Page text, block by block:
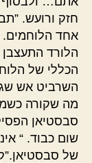
חזק ורועש.
אחד הלוחמים.
הלורד התעצבן
הכללי של
השרביט אש
מה שקורה
סבסטיאן
שום כבוד. “
של